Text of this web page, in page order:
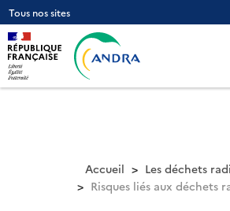
Aller
au
contenu
principal
Tous nos sites
Accueil
Les déchets
Risques liés aux déchets